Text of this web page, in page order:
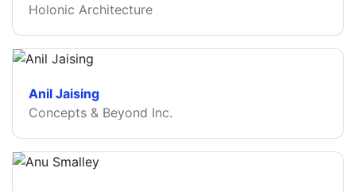
Holonic Architecture
Anil Jaising
Concepts & Beyond Inc.